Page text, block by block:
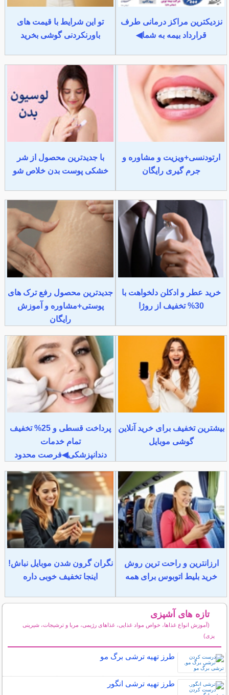
نزدیکترین مراکز درمانی طرف
قرارداد بیمه به شما◀
تو این شرایط با قیمت های
باورنکردنی گوشی بخرید
ارتودنسی+ویزیت و مشاوره و
جرم گیری رایگان
با جدیدترین محصول از شر
خشکی پوست بدن خلاص شو
خرید عطر و ادکلن دلخواهت با
30% تخفیف از روژا
جدیدترین محصول رفع ترک های
پوستی+مشاوره و آموزش
رایگان
بیشترین تخفیف برای خرید آنلاین
گوشی موبایل
پرداخت قسطی و 25% تخفیف
تمام خدمات
دندانپزشکی◀فرصت محدود
ارزانترین و راحت ترین روش
خرید بلیط اتوبوس برای همه
نگران گرون شدن موبایل نباش!
اینجا تخفیف خوبی داره
تازه های آشپزی
(آموزش انواع غذاها، خواص مواد غذایی، غذاهای رژیمی، مربا و ترشیجات، شیرینی
پزی)
طرز تهیه ترشی برگ مو
طرز تهیه ترشی انگور